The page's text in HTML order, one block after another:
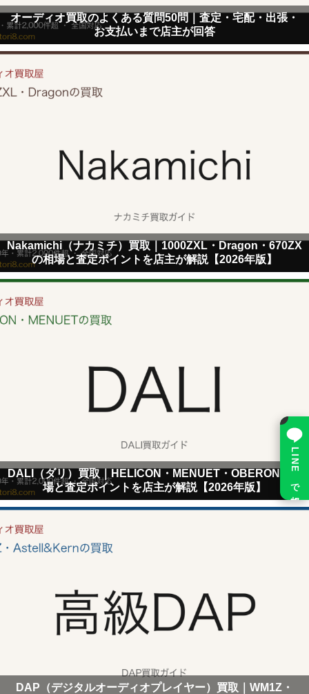
オーディオ買取のよくある質問50問｜査定・宅配・出張・
お支払いまで店主が回答
Nakamichi（ナカミチ）買取｜1000ZXL・Dragon・670ZX
の相場と査定ポイントを店主が解説【2026年版】
DALI（ダリ）買取｜HELICON・MENUET・OBERONの相
場と査定ポイントを店主が解説【2026年版】
DAP（デジタルオーディオプレイヤー）買取｜WM1Z・
LINE で相談
×